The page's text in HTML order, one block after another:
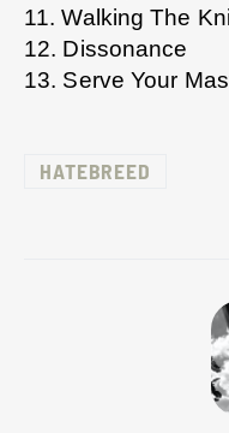
11. Walking The
12. Dissonance
13. Serve Your
HATEBREED